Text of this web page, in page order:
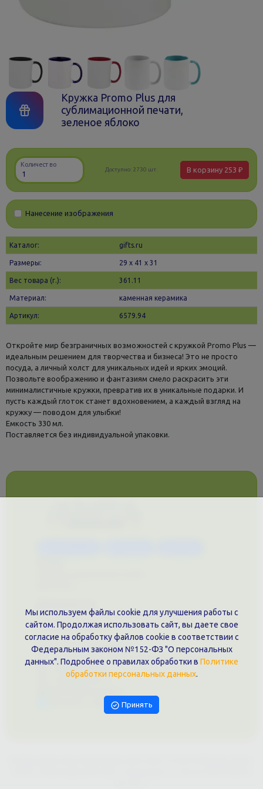
Кружка Promo Plus для
сублимационной печати,
зеленое яблоко
Количество
Доступно: 2730 шт. В корзину 253 ₽
Нанесение изображения
Каталог: gifts.ru
Размеры: 29 х 41 x 31
Вес товара (г.): 361.11
Материал: каменная керамика
Артикул: 6579.94
Откройте мир безграничных возможностей с кружкой Promo Plus —
идеальным решением для творчества и бизнеса! Это не просто
посуда, а личный холст для уникальных идей и ярких эмоций.
Позвольте воображению и фантазиям смело раскрасить эти
минималистичные кружки, превратив их в уникальные подарки. И
пусть каждый глоток станет вдохновением, а каждый взгляд на
кружку — поводом для улыбки!
Емкость 330 мл.
Поставляется без индивидуальной упаковки.
Политика обработки персональных данных
Публичная оферта
Контакты филиала
г. Краснодар, ул. Шоссе Нефтяников, 28, оф. 51
+7 (861)202-09-02
+7 (909)466-00-16
Написать в Telegram
Мы используем файлы cookie для улучшения работы с
сайтом. Продолжая использовать сайт, вы даете свое
согласие на обработку файлов cookie в соответствии с
Федеральным законом №152-ФЗ "О персональных
данных". Подробнее о правилах обработки в Политике
обработки персональных данных.
Принять